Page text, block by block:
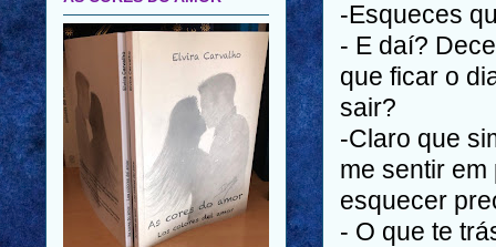
-Esqueces
- E daí?
que ficar o
sair?
-Claro que
me sentir
esquecer
- O que te